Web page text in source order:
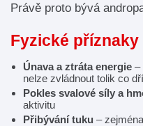
Právě proto bývá
Fyzické příznaky
Únava a ztráta energie–
nelze zvládnout tolik co
Pokles svalové síly a
aktivitu
Přibývání tuku –